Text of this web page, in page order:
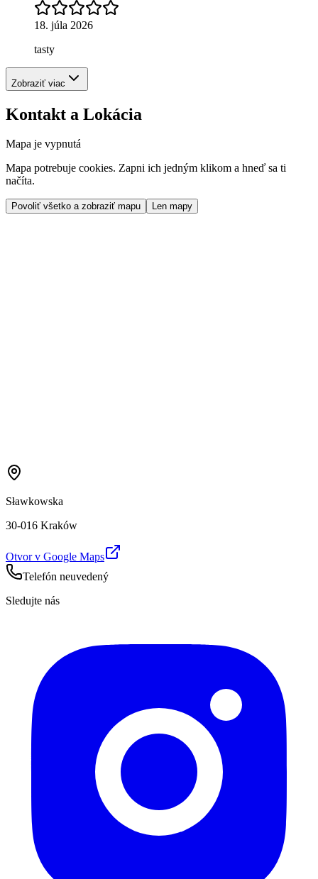
18. júla 2026
tasty
Zobraziť viac
Kontakt a Lokácia
Mapa je vypnutá
Mapa potrebuje cookies. Zapni ich jedným klikom a hneď sa ti
načíta.
Povoliť všetko a zobraziť mapu Len mapy
Sławkowska
30-016 Kraków
Otvor v Google Maps
Telefón neuvedený
Sledujte nás